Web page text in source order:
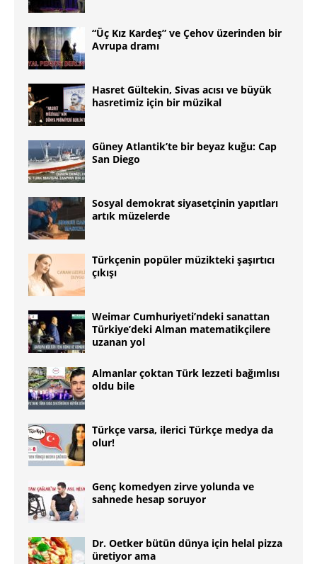
“Üç Kız Kardeş” ve Çehov üzerinden bir
Avrupa dramı
Hasret Gültekin, Sivas acısı ve büyük
hasretimiz için bir müzikal
Güney Atlantikʼte bir beyaz kuğu: Cap
San Diego
Sosyal demokrat siyasetçinin yapıtları
artık müzelerde
Türkçenin popüler müzikteki şaşırtıcı
çıkışı
Weimar Cumhuriyeti’ndeki sanattan
Türkiye’deki Alman matematikçilere
uzanan yol
Almanlar çoktan Türk lezzeti bağımlısı
oldu bile
Türkçe varsa, ilerici Türkçe medya da
olur!
Genç komedyen zirve yolunda ve
sahnede hesap soruyor
Dr. Oetker bütün dünya için helal pizza
üretiyor ama